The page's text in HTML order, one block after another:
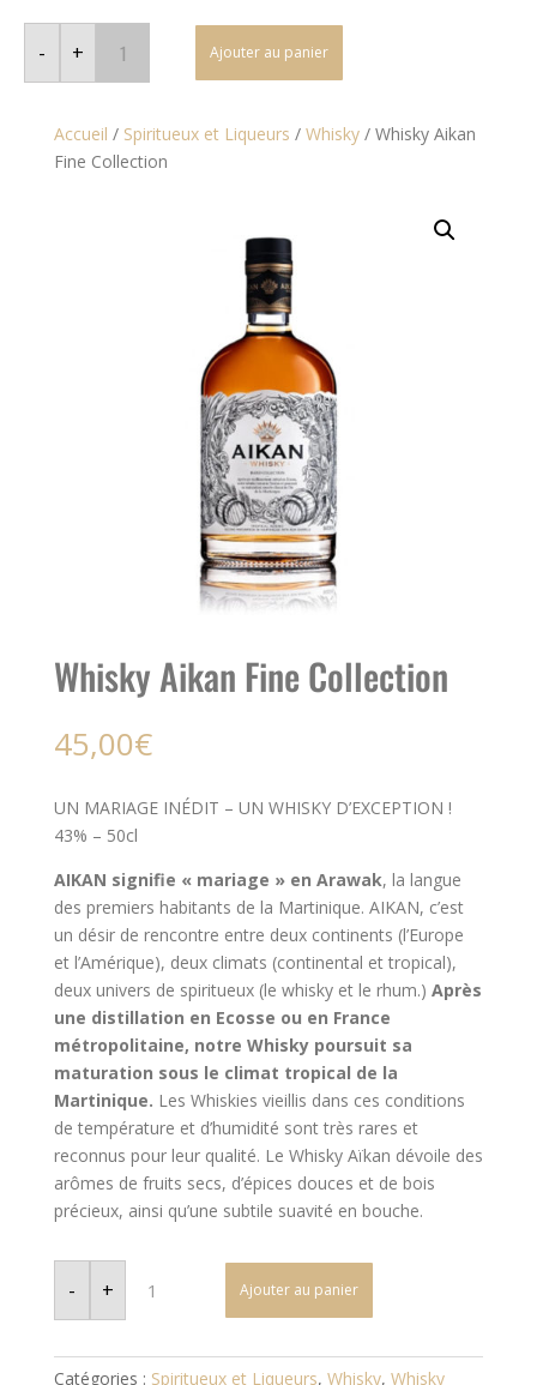
-
quantité
Whisky
Aikan
+ Ajouter au panier
Accueil / Spiritueux et Liqueurs / Whisky/ Whisky Aikan
Fine Collection
Whisky Aikan Fine Collection
45,00€
UN MARIAGE INÉDIT – UN WHISKY D’EXCEPTION !
43% – 50cl
AIKAN signifie « mariage » en Arawak, la langue
des premiers habitants de la Martinique. AIKAN, c’est
un désir de rencontre entre deux continents (l’Europe
et l’Amérique), deux climats (continental et tropical),
deux univers de spiritueux (le whisky et le rhum.) Après
une distillation en Ecosse ou en France
métropolitaine, notre Whisky poursuit sa
maturation sous le climat tropical de la
Martinique. Les Whiskies vieillis dans ces conditions
de température et d’humidité sont très rares et
reconnus pour leur qualité. Le Whisky Aïkan dévoile des
arômes de fruits secs, d’épices douces et de bois
précieux, ainsi qu’une subtile suavité en bouche.
-
quantité
Whisky
Aikan
+ Ajouter au panier
Catégories : Spiritueux et Liqueurs, Whisky, Whisky